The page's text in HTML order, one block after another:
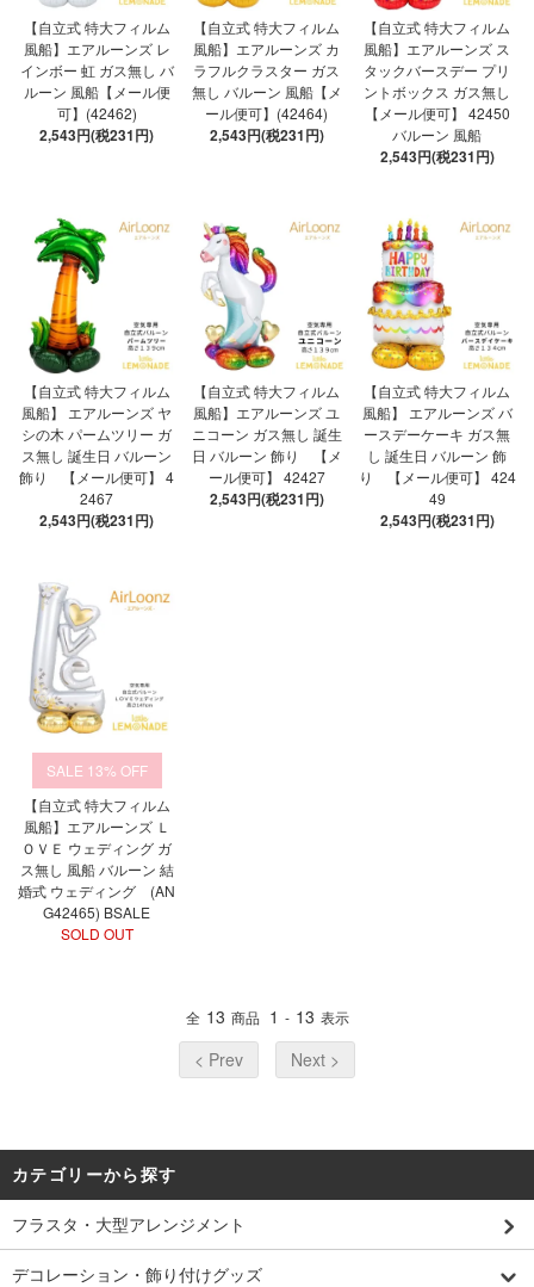
【自立式 特大フィルム
風船】エアルーンズ レ
インボー 虹 ガス無し バ
ルーン 風船【メール便
可】(42462)
2,543円(税231円)
【自立式 特大フィルム
風船】エアルーンズ カ
ラフルクラスター ガス
無し バルーン 風船【メ
ール便可】(42464)
2,543円(税231円)
【自立式 特大フィルム
風船】エアルーンズ ス
タックバースデー プリ
ントボックス ガス無し
【メール便可】 42450
バルーン 風船
2,543円(税231円)
【自立式 特大フィルム
風船】 エアルーンズ ヤ
シの木 パームツリー ガ
ス無し 誕生日 バルーン
飾り 【メール便可】 4
2467
2,543円(税231円)
【自立式 特大フィルム
風船】エアルーンズ ユ
ニコーン ガス無し 誕生
日 バルーン 飾り 【メ
ール便可】 42427
2,543円(税231円)
【自立式 特大フィルム
風船】 エアルーンズ バ
ースデーケーキ ガス無
し 誕生日 バルーン 飾
り 【メール便可】 424
49
2,543円(税231円)
13%
【自立式 特大フィルム
風船】エアルーンズ Ｌ
ＯＶＥ ウェディング ガ
ス無し 風船 バルーン 結
婚式 ウェディング (AN
G42465) BSALE
SOLD OUT
全 13 商品 1 - 13 表示
< Prev Next >
カテゴリーから探す
フラスタ・大型アレンジメント
デコレーション・飾り付けグッズ